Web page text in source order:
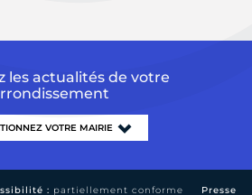
les actualités de votre
: partiellement conforme Presse